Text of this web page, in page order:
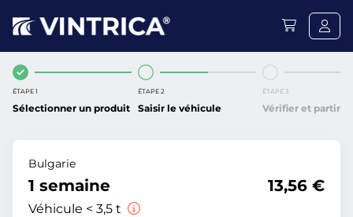
ÉTAPE 1
Sélectionner un produit
ÉTAPE 2
Saisir le véhicule
ÉTAPE 3
Vérifier et partir
Bulgarie
1 semaine
Véhicule < 3,5 t
13,56 €